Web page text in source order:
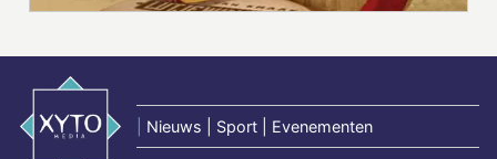
Nieuws | Sport | Evenementen